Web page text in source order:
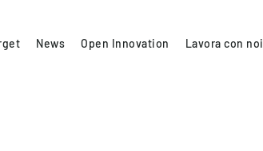
News Open Innovation Lavora con noi